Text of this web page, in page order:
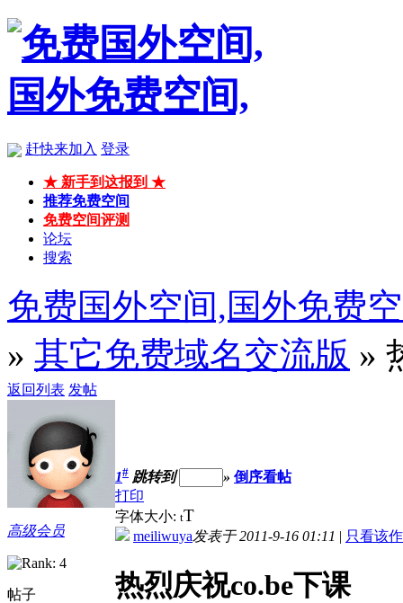
赶快来加入 登录
★ 新手到这报到 ★
推荐免费空间
免费空间评测
论坛
搜索
免费国外空间,国外免费
» 其它免费域名交流版 »
返回列表 发帖
高级会员
帖子
1# 跳转到 » 倒序看帖
打印
字体大小: tT
meiliwuya发表于 2011-9-16 01:11 | 只看该
热烈庆祝co.be下课